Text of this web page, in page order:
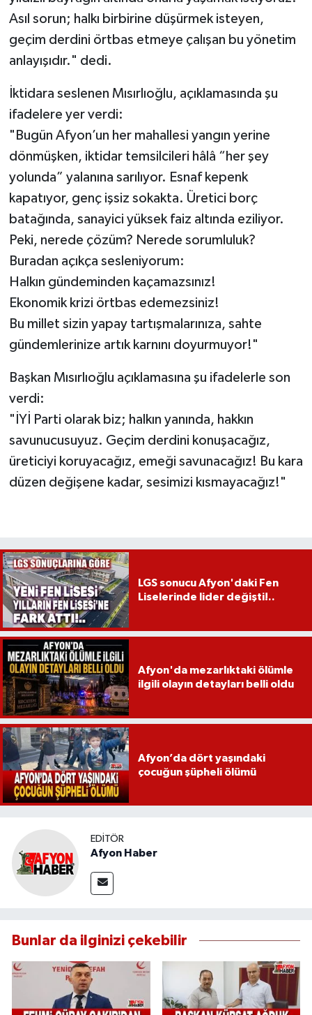
Asıl sorun; halkı birbirine düşürmek isteyen,
geçim derdini örtbas etmeye çalışan bu yönetim
anlayışıdır." dedi.
İktidara seslenen Mısırlıoğlu, açıklamasında şu
ifadelere yer verdi:
"Bugün Afyon’un her mahallesi yangın yerine
dönmüşken, iktidar temsilcileri hâlâ “her şey
yolunda” yalanına sarılıyor. Esnaf kepenk
kapatıyor, genç işsiz sokakta. Üretici borç
batağında, sanayici yüksek faiz altında eziliyor.
Peki, nerede çözüm? Nerede sorumluluk?
Buradan açıkça sesleniyorum:
Halkın gündeminden kaçamazsınız!
Ekonomik krizi örtbas edemezsiniz!
Bu millet sizin yapay tartışmalarınıza, sahte
gündemlerinize artık karnını doyurmuyor!"
Başkan Mısırlıoğlu açıklamasına şu ifadelerle son
verdi:
"İYİ Parti olarak biz; halkın yanında, hakkın
savunucusuyuz. Geçim derdini konuşacağız,
üreticiyi koruyacağız, emeği savunacağız! Bu kara
düzen değişene kadar, sesimizi kısmayacağız!"
LGS sonucu Afyon'daki Fen
Liselerinde lider değişti!..
Afyon'da mezarlıktaki ölümle
ilgili olayın detayları belli oldu
Afyon’da dört yaşındaki
çocuğun şüpheli ölümü
EDITÖR
Afyon Haber
Bunlar da ilginizi çekebilir